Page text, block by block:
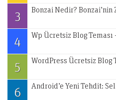
3 Bonzai Nedir?
4 Wp Ücretsiz Blog Teması
5 WordPress Ücretsiz Blog
6 Android’e Yeni Tehdit: